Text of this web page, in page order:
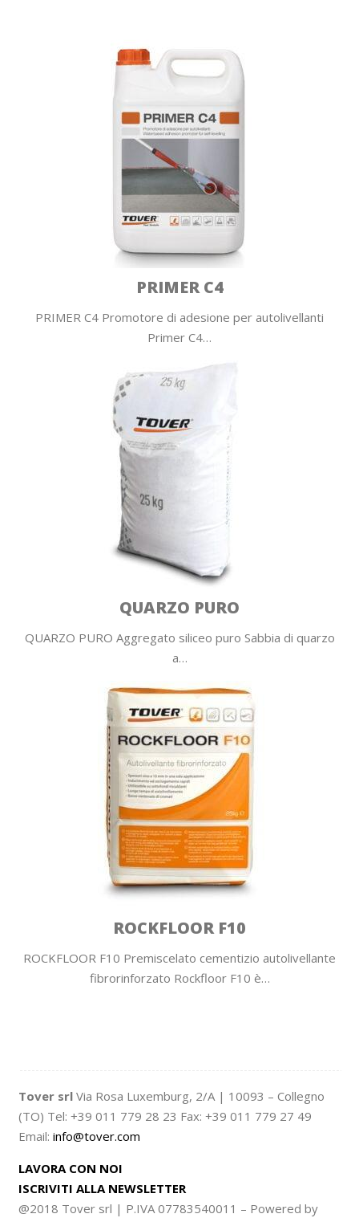
PRIMER C4
PRIMER C4 Promotore di adesione per autolivellanti
Primer C4…
QUARZO PURO
QUARZO PURO Aggregato siliceo puro Sabbia di quarzo
a…
ROCKFLOOR F10
ROCKFLOOR F10 Premiscelato cementizio autolivellante
fibrorinforzato Rockfloor F10 è…
Tover srl Via Rosa Luxemburg, 2/A | 10093 – Collegno
(TO) Tel: +39 011 779 28 23 Fax: +39 011 779 27 49
Email: info@tover.com
LAVORA CON NOI
ISCRIVITI ALLA NEWSLETTER
@2018 Tover srl | P.IVA 07783540011 – Powered by